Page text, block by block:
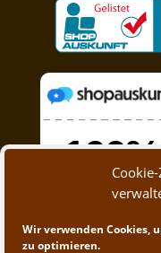
Wir verwenden Cookies,
zu optimieren.